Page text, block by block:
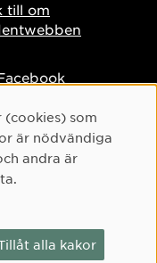
till om
som
är nödvändiga
andra är
alla kakor